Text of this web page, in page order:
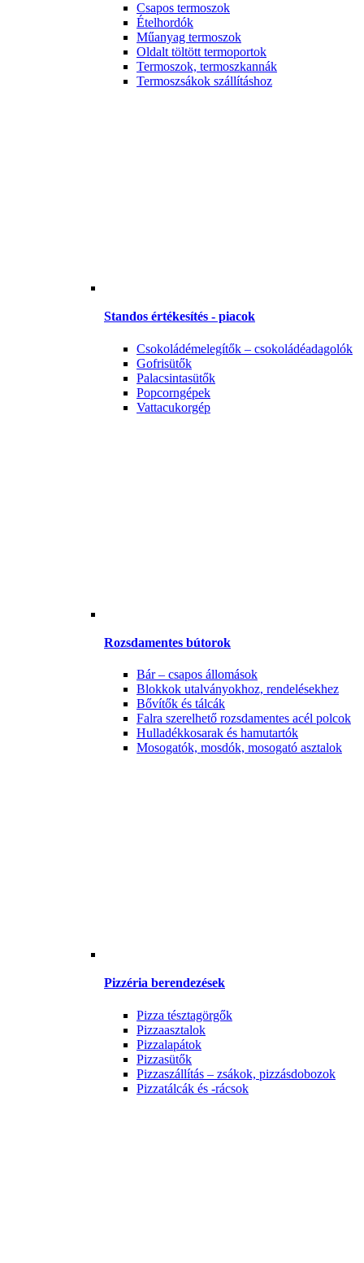
Csapos termoszok
Ételhordók
Műanyag termoszok
Oldalt töltött termoportok
Termoszok, termoszkannák
Termoszsákok szállításhoz
Standos értékesítés - piacok
Csokoládémelegítők – csokoládéadagolók
Gofrisütők
Palacsintasütők
Popcorngépek
Vattacukorgép
Rozsdamentes bútorok
Bár – csapos állomások
Blokkok utalványokhoz, rendelésekhez
Bővítők és tálcák
Falra szerelhető rozsdamentes acél polcok
Hulladékkosarak és hamutartók
Mosogatók, mosdók, mosogató asztalok
Pizzéria berendezések
Pizza tésztagörgők
Pizzaasztalok
Pizzalapátok
Pizzasütők
Pizzaszállítás – zsákok, pizzásdobozok
Pizzatálcák és -rácsok